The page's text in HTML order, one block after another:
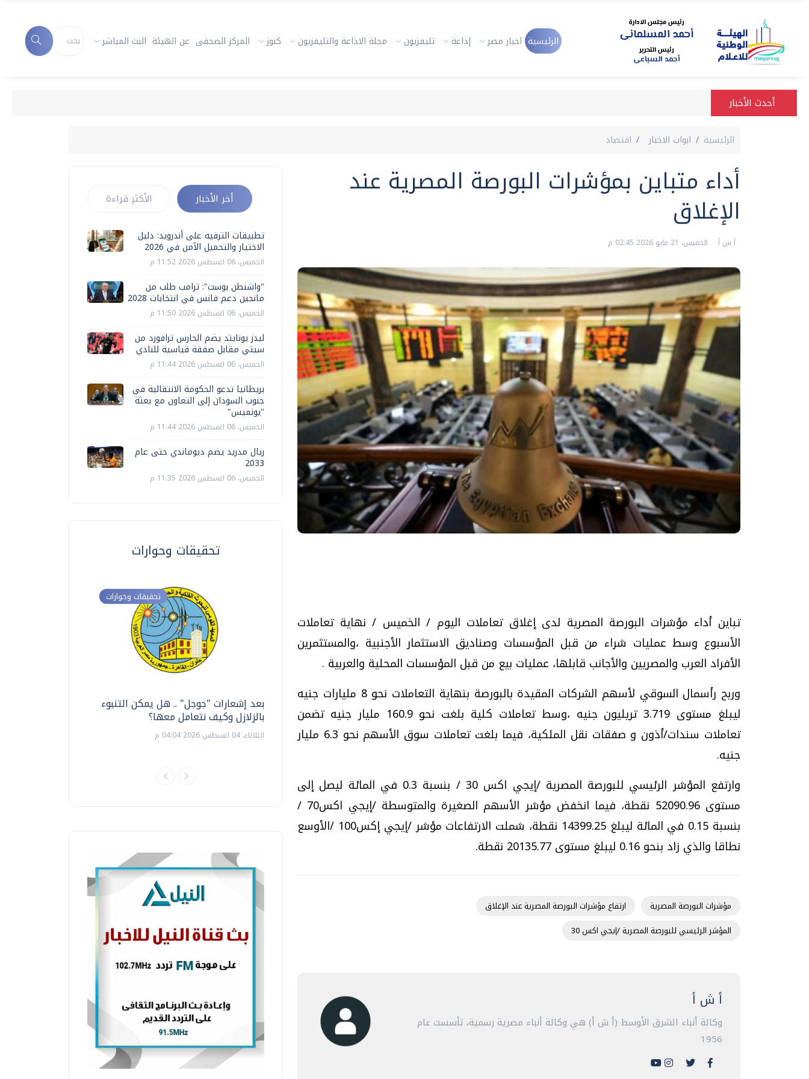
الرئيسية اخبار مصر إذاعة تليفزيون مجلة الاذاعة والتليفزيون كنوز المركز الصحفى عن الهيئة البث المباشر
أحدث الأخبار
الرئيسية ابواب الاخبار اقتصاد
أداء متباين بمؤشرات البورصة المصرية عند
الإغلاق
أ ش أ الخميس، 21 مايو 2026 02:45 م
تباين أداء مؤشرات البورصة المصرية لدى إغلاق تعاملات اليوم / الخميس / نهاية تعاملات
الأسبوع وسط عمليات شراء من قبل المؤسسات وصناديق الاستثمار الأجنبية ،والمستثمرين
الأفراد العرب والمصريين والأجانب قابلها، عمليات بيع من قبل المؤسسات المحلية والعربية .
وربح رأسمال السوقي لأسهم الشركات المقيدة بالبورصة بنهاية التعاملات نحو 8 مليارات جنيه
ليبلغ مستوى 3.719 تريليون جنيه ،وسط تعاملات كلية بلغت نحو 160.9 مليار جنيه تضمن
تعاملات سندات/أذون و صفقات نقل الملكية، فيما بلغت تعاملات سوق الأسهم نحو 6.3 مليار
جنيه.
وارتفع المؤشر الرئيسي للبورصة المصرية /إيجي اكس 30 / بنسبة 0.3 في المائة ليصل إلى
مستوى 52090.96 نقطة، فيما انخفض مؤشر الأسهم الصغيرة والمتوسطة /إيجي اكس70 /
بنسبة 0.15 في المائة ليبلغ 14399.25 نقطة، شملت الارتفاعات مؤشر /إيجي إكس100 /الأوسع
نطاقا والذي زاد بنحو 0.16 ليبلغ مستوى 20135.77 نقطة.
مؤشرات البورصة المصرية
ارتفاع مؤشرات البورصة المصرية عند الإغلاق
المؤشر الرئيسي للبورصة المصرية /إيجي اكس 30
أ ش أ
وكالة أنباء الشرق الأوسط (أ ش أ) هي وكالة أنباء مصرية رسمية، تأسست عام
1956
أخر الأخبار الأكثر قراءة
تطبيقات الترفيه على أندرويد: دليل
الاختيار والتحميل الآمن في 2026
الخميس، 06 اغسطس 2026 11:52 م
"واشنطن بوست": ترامب طلب من
مانحين دعم فانس في انتخابات 2028
الخميس، 06 اغسطس 2026 11:50 م
ليدز يونايتد يضم الحارس ترافورد من
سيتي مقابل صفقة قياسية للنادي
الخميس، 06 اغسطس 2026 11:44 م
بريطانيا تدعو الحكومة الانتقالية في
جنوب السودان إلى التعاون مع بعثة
"يونميس"
الخميس، 06 اغسطس 2026 11:44 م
ريال مدريد يضم ديوماندي حتى عام
2033
الخميس، 06 اغسطس 2026 11:35 م
تحقيقات وحوارات
تحقيقات وحوارات
بعد إشعارات "جوجل" .. هل يمكن التنبوء
بالزلازل وكيف نتعامل معها؟
الثلاثاء، 04 اغسطس 2026 04:04 م
دليلك للتنسيق الجامعي .. تساؤلات
وإجابات
السبت، 01 اغسطس 2026 10:25 ص
فيديو.. الإعلام الرقمي.. تقنيات واعدة
وتحديات هائلة
الخميس، 30 يوليو 2026 01:09 م
موجات الطقس الساخنة.. لماذا تحدث وكيف